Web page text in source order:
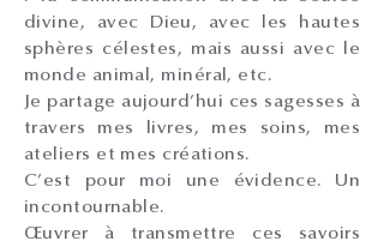
divine, avec Dieu, avec les hautes
sphères célestes, mais aussi avec le
monde animal, minéral, etc.
Je partage aujourd’hui ces sagesses à
travers mes livres, mes soins, mes
ateliers et mes créations.
C’est pour moi une évidence. Un
incontournable.
Œuvrer à transmettre ces savoirs